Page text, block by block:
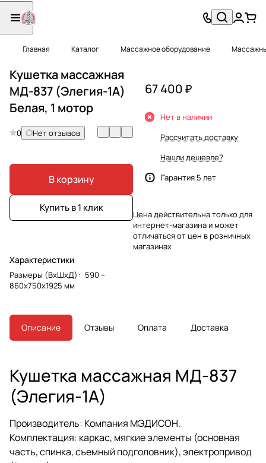
Главная Каталог Массажное оборудование
Кушетка массажная
МД-837 (Элегия-1А)
Белая, 1 мотор
0 Нет отзывов
В корзину
Купить в 1 клик
Характеристики
Размеры (ВхШхД) : 590 –
860х750х1925 мм
67 400 ₽
Нет в наличии
Рассчитать доставку
Нашли дешевле?
Гарантия 5 лет
Цена действительна только для
интернет-магазина и может
отличаться от цен в розничных
магазинах
Описание Отзывы Оплата Доставка
Кушетка массажная МД-837
(Элегия-1А)
Производитель: Компания МЭДИСОН.
Комплектация: каркас, мягкие элементы (основная
часть, спинка, съемный подголовник), электропривод